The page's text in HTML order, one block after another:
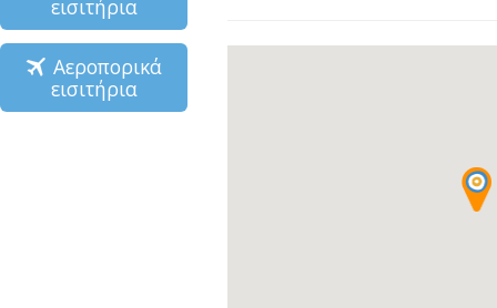
εισιτήρια
Αεροπορικά
εισιτήρια